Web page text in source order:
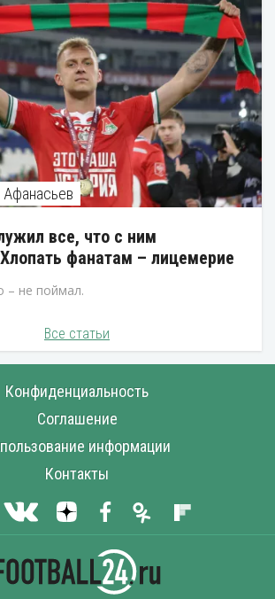
все, что с ним
фанатам – лицемерие
– не поймал.
Все статьи
Конфиденциальность
Соглашение
информации
Контакты